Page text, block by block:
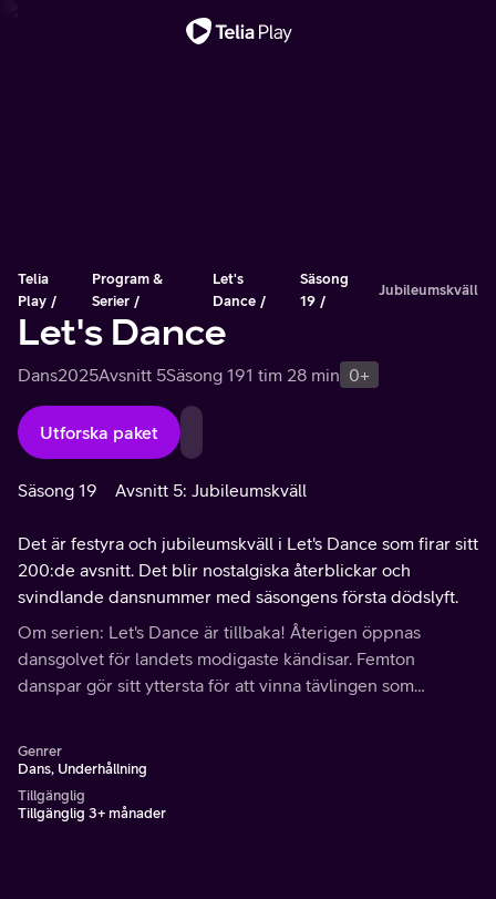
Telia
Play
Program &
Serier
Let's
Dance
Säsong
19
Jubileumskväll
Let's Dance
Dans2025Avsnitt 5Säsong 191 tim 28 min 0+
Utforska paket
Säsong 19 Avsnitt 5: Jubileumskväll
Det är festyra och jubileumskväll i Let's Dance som firar sitt
200:de avsnitt. Det blir nostalgiska återblickar och
svindlande dansnummer med säsongens första dödslyft.
Om serien: Let's Dance är tillbaka! Återigen öppnas
dansgolvet för landets modigaste kändisar. Femton
danspar gör sitt yttersta för att vinna tävlingen som
Genrer
Dans, Underhållning
Tillgänglig
Tillgänglig 3+ månader